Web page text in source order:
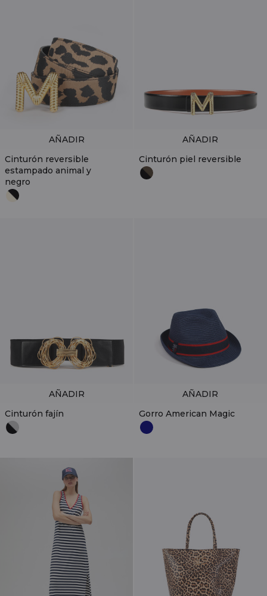
Cinturón reversible
estampado animal y
negro
AÑADIR
Cinturón piel reversible
AÑADIR
Cinturón fajín
AÑADIR
Gorro American Magic
AÑADIR